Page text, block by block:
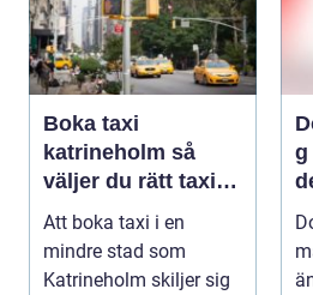
Boka taxi
katrineholm så
väljer du rätt taxi
för trygga resor
Att boka taxi i en
mindre stad som
Katrineholm skiljer sig
g när doften blir en